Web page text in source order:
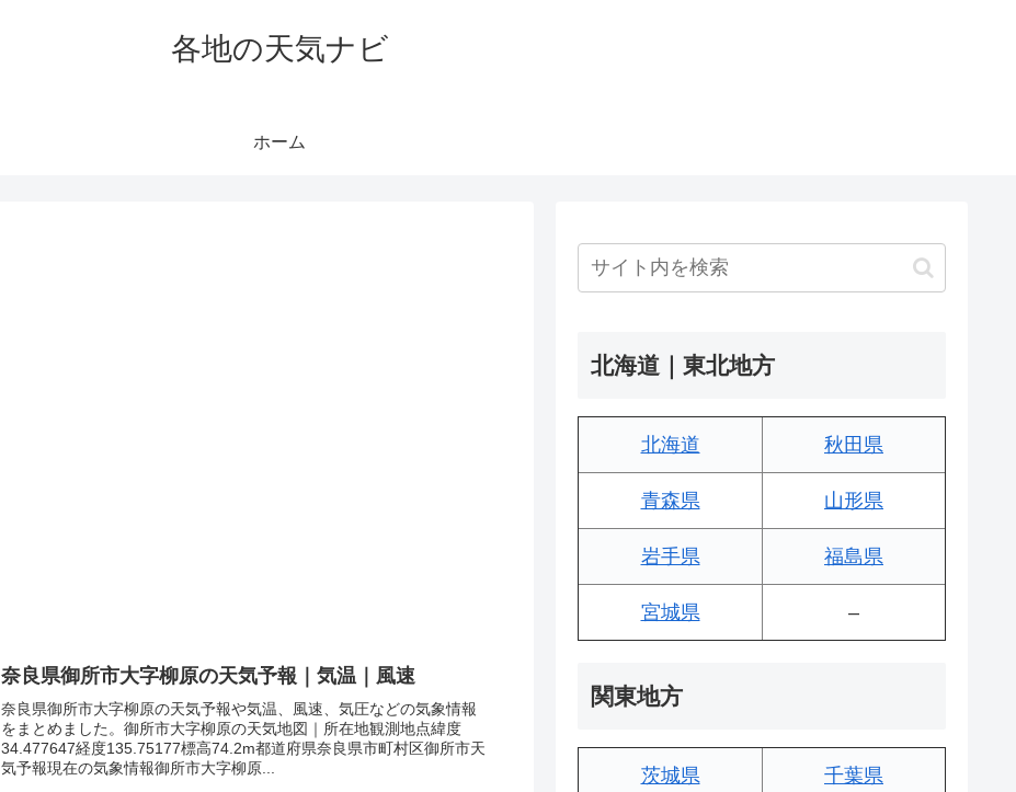
各地の天気ナビ
ホーム
奈良県御所市大字柳原の天気予報｜気温｜風速
奈良県御所市大字柳原の天気予報や気温、風速、気圧などの気象情報
をまとめました。御所市大字柳原の天気地図｜所在地観測地点緯度
34.477647経度135.75177標高74.2m都道府県奈良県市町村区御所市天
気予報現在の気象情報御所市大字柳原...
北海道｜東北地方
北海道 秋田県
青森県 山形県
岩手県 福島県
宮城県 –
関東地方
茨城県 千葉県